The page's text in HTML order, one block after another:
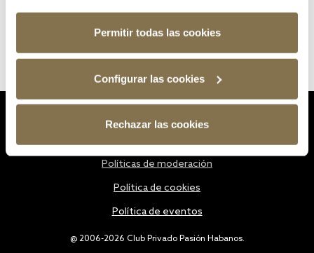
Permitir todas las cookies
Configurar las cookies
Rechazar las cookies
@ 2006-2026 Club Privado Pasión Habanos.
Políticas de moderación
Política de cookies
Política de eventos